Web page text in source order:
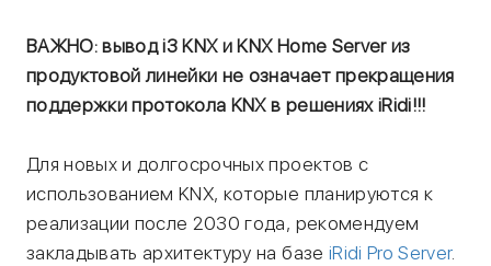
ВАЖНО: вывод i3 KNX и KNX Home Server из
продуктовой линейки не означает прекращения
поддержки протокола KNX в решениях iRidi!!!
Для новых и долгосрочных проектов с
использованием KNX, которые планируются к
реализации после 2030 года, рекомендуем
закладывать архитектуру на базе iRidi Pro Server.